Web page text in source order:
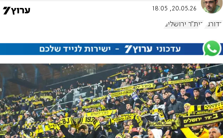
20.05.26, 18:05
כדורגל בית"ר ירושלים